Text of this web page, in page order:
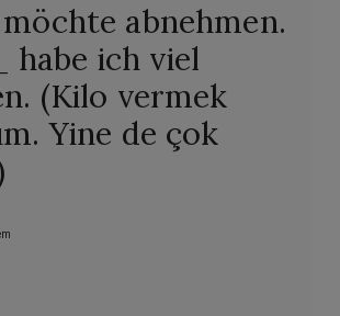
abnehmen.
habe ich viel
(Kilo vermek
Yine de çok